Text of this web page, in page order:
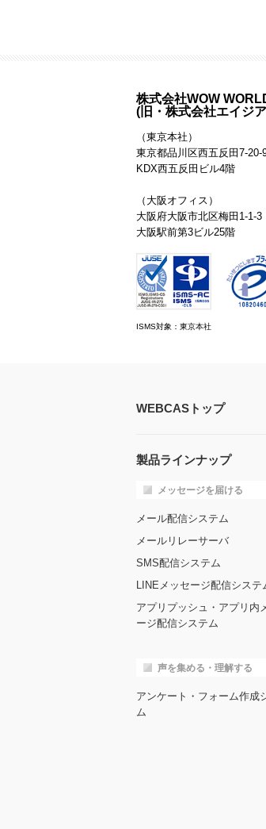
株式会社WOW
(旧・株式会社エイジ
（東京本社）
東京都品川区西五反田7-20-
KDX西五反田ビル4階
（大阪オフィス）
大阪府大阪市北区梅田1-1-3
大阪駅前第3ビル25階
ISMS対象：東京本社
WEBCASトップ
製品ラインナップ
メッセージを届ける
メール配信システム
メールリレーサーバ
SMS配信システム
LINEメッセージ配信システ
アプリプッシュ・アプリ内
ージ配信システム
声を集める・理解する
アンケート・フォーム作成
ム